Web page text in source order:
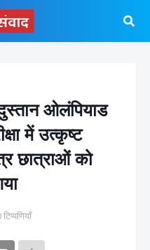
ओलंपियाड
में उत्कृष्ट
छात्राओं को
टिप्पणियाँ